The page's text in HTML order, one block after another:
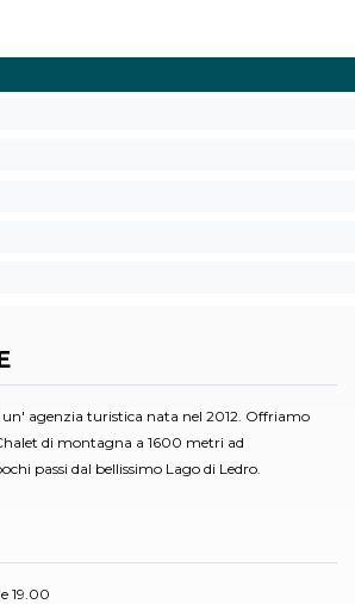
un' agenzia turistica nata nel 2012. Offriamo
di montagna a 1600 metri ad
passi dal bellissimo Lago di Ledro.
19.00